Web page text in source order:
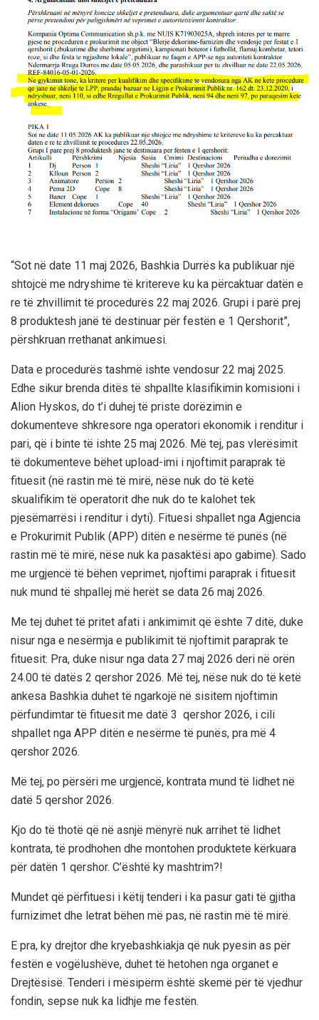
“Sot në date 11 maj 2026, Bashkia Durrës ka publikuar një
shtojcë me ndryshime të kritereve ku ka përcaktuar datën e
re të zhvillimit të procedurës 22 maj 2026. Grupi i parë prej
8 produktesh janë të destinuar për festën e 1 Qershorit”,
përshkruan rrethanat ankimuesi.
Data e procedurës tashmë ishte vendosur 22 maj 2025.
Edhe sikur brenda ditës të shpallte klasifikimin komisioni i
Alion Hyskos, do t’i duhej të priste dorëzimin e
dokumenteve shkresore nga operatori ekonomik i renditur i
pari, që i binte të ishte 25 maj 2026. Më tej, pas vlerësimit
të dokumenteve bëhet upload-imi i njoftimit paraprak të
fituesit (në rastin më të mirë, nëse nuk do të ketë
skualifikim të operatorit dhe nuk do te kalohet tek
pjesëmarrësi i renditur i dyti). Fituesi shpallet nga Agjencia
e Prokurimit Publik (APP) ditën e nesërme të punës (në
rastin më të mirë, nëse nuk ka pasaktësi apo gabime). Sado
me urgjencë të bëhen veprimet, njoftimi paraprak i fituesit
nuk mund të shpallej më herët se data 26 maj 2026.
Me tej duhet të pritet afati i ankimimit që ështe 7 ditë, duke
nisur nga e nesërmja e publikimit të njoftimit paraprak te
fituesit: Pra, duke nisur nga data 27 maj 2026 deri në orën
24.00 të datës 2 qershor 2026. Më tej, nëse nuk do të ketë
ankesa Bashkia duhet të ngarkojë në sisitem njoftimin
përfundimtar të fituesit me datë 3 qershor 2026, i cili
shpallet nga APP ditën e nesërme të punës, pra më 4
qershor 2026.
Më tej, po përsëri me urgjencë, kontrata mund të lidhet në
datë 5 qershor 2026.
Kjo do të thotë që në asnjë mënyrë nuk arrihet të lidhet
kontrata, të prodhohen dhe montohen produktete kërkuara
për datën 1 qershor. C’është ky mashtrim?!
Mundet që përfituesi i këtij tenderi i ka pasur gati të gjitha
furnizimet dhe letrat bëhen më pas, në rastin më të mirë.
E pra, ky drejtor dhe kryebashkiakja që nuk pyesin as për
festën e vogëlushëve, duhet të hetohen nga organet e
Drejtësisë. Tenderi i mësipërm është skemë për të vjedhur
fondin, sepse nuk ka lidhje me festën.